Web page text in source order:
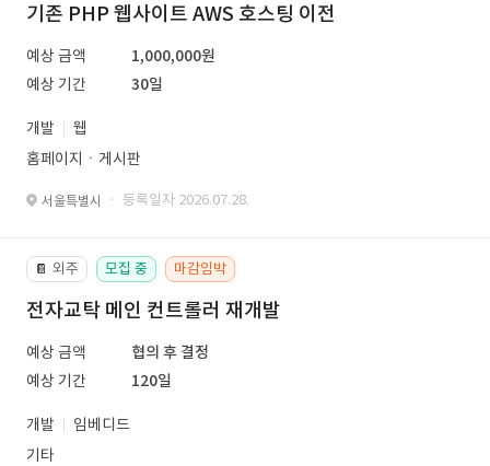
기존 PHP 웹사이트 AWS 호스팅 이전
예상 금액
1,000,000원
예상 기간
30일
개발
웹
홈페이지ㆍ게시판
서울특별시 · 등록일자 2026.07.28.
📔 외주 모집 중 마감임박
전자교탁 메인 컨트롤러 재개발
예상 금액
협의 후 결정
예상 기간
120일
개발
임베디드
기타